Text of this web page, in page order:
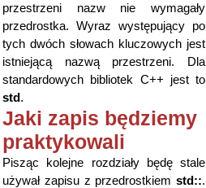
przestrzeni nazw nie wymagały
przedrostka. Wyraz występujący po
tych dwóch słowach kluczowych jest
istniejącą nazwą przestrzeni. Dla
standardowych bibliotek C++ jest to
std .
Jaki zapis będziemy
praktykowali
Pisząc kolejne rozdziały będę stale
używał zapisu z przedrostkiem std::.